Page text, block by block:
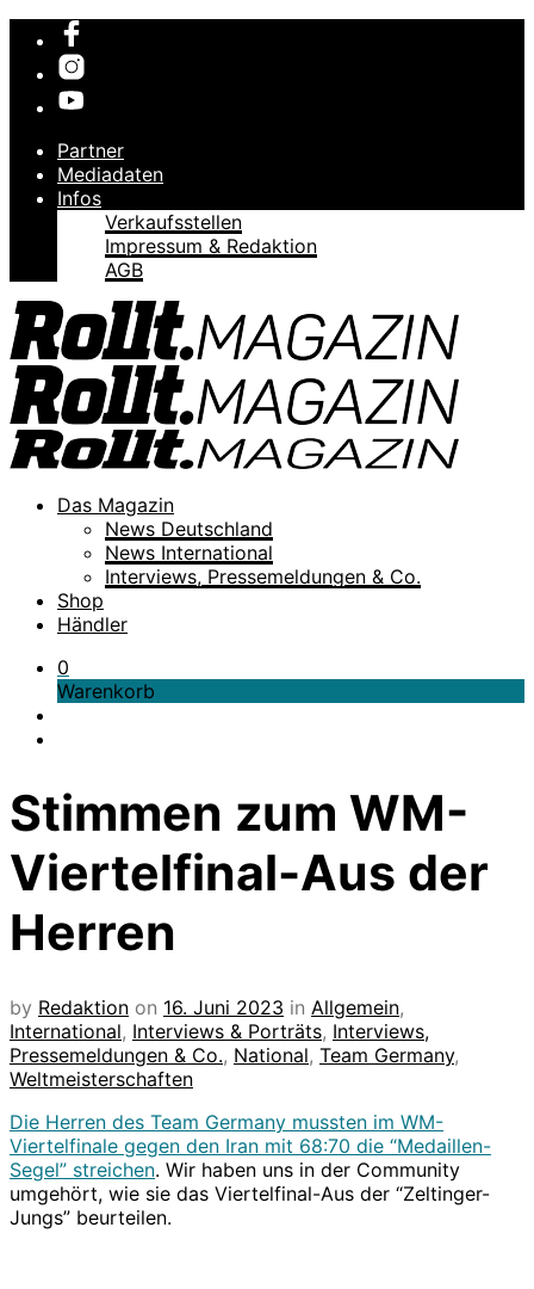
Partner
Mediadaten
Infos
Verkaufsstellen
Impressum & Redaktion
AGB
Das Magazin
News Deutschland
News International
Interviews, Pressemeldungen & Co.
Shop
Händler
0
Warenkorb
Stimmen zum WM-
Viertelfinal-Aus der
Herren
by Redaktion on 16. Juni 2023 in Allgemein,
International, Interviews & Porträts, Interviews,
Pressemeldungen & Co., National, Team Germany,
Weltmeisterschaften
Die Herren des Team Germany mussten im WM-
Viertelfinale gegen den Iran mit 68:70 die “Medaillen-
Segel” streichen. Wir haben uns in der Community
umgehört, wie sie das Viertelfinal-Aus der “Zeltinger-
Jungs” beurteilen.